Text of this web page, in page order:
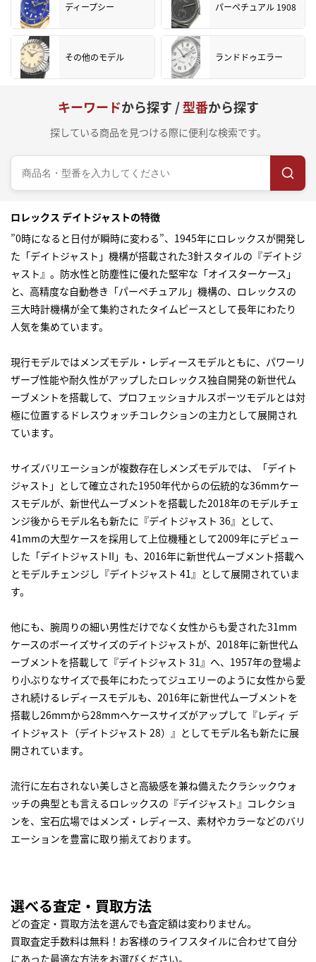
ディープシー パーペチュアル 1908
その他のモデル ランドドゥエラー
キーワードから探す /型番から探す
探している商品を見つける際に便利な検索です。
ロレックス デイトジャストの特徴
”0時になると日付が瞬時に変わる”、1945年にロレックスが開発し
た「デイトジャスト」機構が搭載された3針スタイルの『デイトジ
ャスト』。防水性と防塵性に優れた堅牢な「オイスターケース」
と、高精度な自動巻き「パーペチュアル」機構の、ロレックスの
三大時計機構が全て集約されたタイムピースとして長年にわたり
人気を集めています。
現行モデルではメンズモデル・レディースモデルともに、パワーリ
ザーブ性能や耐久性がアップしたロレックス独自開発の新世代ム
ーブメントを搭載して、プロフェッショナルスポーツモデルとは対
極に位置するドレスウォッチコレクションの主力として展開され
ています。
サイズバリエーションが複数存在しメンズモデルでは、「デイト
ジャスト」として確立された1950年代からの伝統的な36mmケー
スモデルが、新世代ムーブメントを搭載した2018年のモデルチェ
ンジ後からモデル名も新たに『デイトジャスト 36』として、
41mmの大型ケースを採用して上位機種として2009年にデビュー
した「デイトジャストII」も、2016年に新世代ムーブメント搭載へ
とモデルチェンジし『デイトジャスト 41』として展開されていま
す。
他にも、腕周りの細い男性だけでなく女性からも愛された31mm
ケースのボーイズサイズのデイトジャストが、2018年に新世代ム
ーブメントを搭載して『デイトジャスト 31』へ、1957年の登場よ
り小ぶりなサイズで長年にわたってジュエリーのように女性から愛
され続けるレディースモデルも、2016年に新世代ムーブメントを
搭載し26mｍから28mmへケースサイズがアップして『レディ デ
イトジャスト（デイトジャスト 28）』としてモデル名も新たに展
開されています。
流行に左右されない美しさと高級感を兼ね備えたクラシックウォ
ッチの典型とも言えるロレックスの『デイジャスト』コレクショ
ンを、宝石広場ではメンズ・レディース、素材やカラーなどのバリ
エーションを豊富に取り揃えております。
選べる査定・買取方法
どの査定・買取方法を選んでも査定額は変わりません。
買取査定手数料は無料！お客様のライフスタイルに合わせて自分
にあった最適な方法をお選びください。